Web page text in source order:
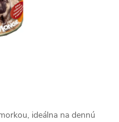
ideálna na dennú